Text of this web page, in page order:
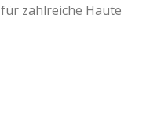
zahlreiche Haute